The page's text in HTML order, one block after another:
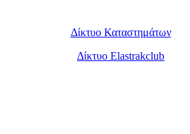
Δίκτυο Καταστημάτων
Δίκτυο Elastrakclub